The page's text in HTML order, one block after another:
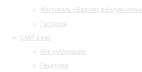
Фестиваль «Барокко в белую ночь»
Гастроли
СМИ о нас
Все публикации
Рецензии